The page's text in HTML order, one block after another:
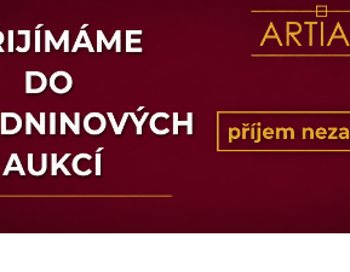
Stav: dobrý
Konec